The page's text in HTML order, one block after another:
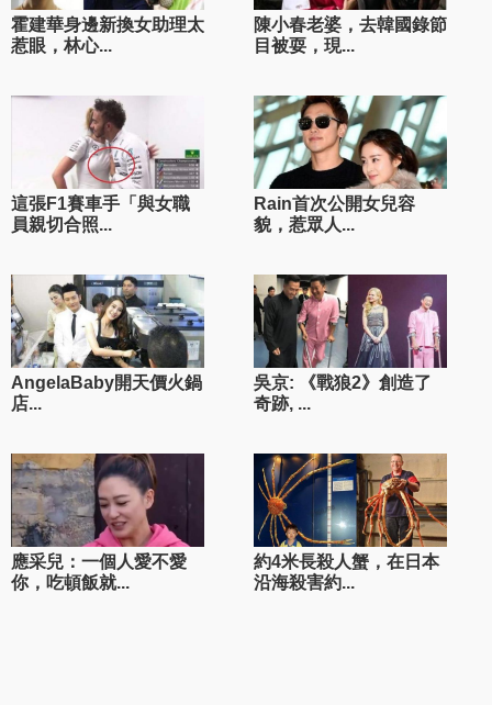
霍建華身邊新換女助理太
惹眼，林心...
陳小春老婆，去韓國錄節
目被耍，現...
這張F1賽車手「與女職
員親切合照...
Rain首次公開女兒容
貌，惹眾人...
AngelaBaby開天價火鍋
店...
吳京: 《戰狼2》創造了
奇跡, ...
應采兒：一個人愛不愛
你，吃頓飯就...
約4米長殺人蟹，在日本
沿海殺害約...